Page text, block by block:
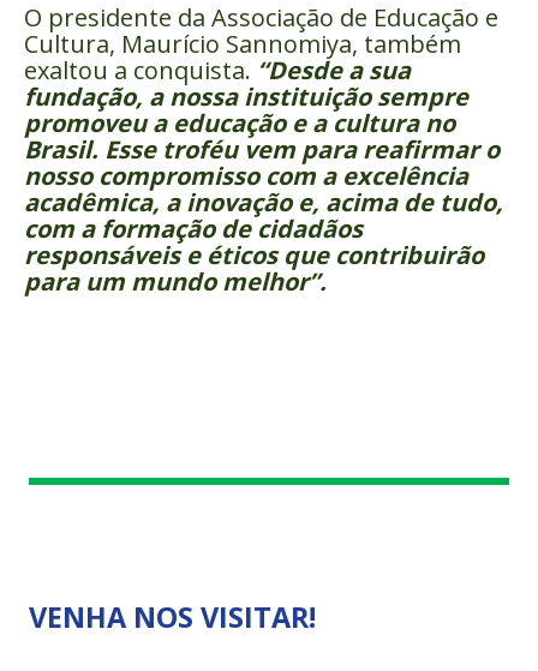
O presidente da Associação de Educação e
Cultura, Maurício Sannomiya, também
exaltou a conquista. “Desde a sua
fundação, a nossa instituição sempre
promoveu a educação e a cultura no
Brasil. Esse troféu vem para reafirmar o
nosso compromisso com a excelência
acadêmica, a inovação e, acima de tudo,
com a formação de cidadãos
responsáveis e éticos que contribuirão
para um mundo melhor”.
VENHA NOS VISITAR!